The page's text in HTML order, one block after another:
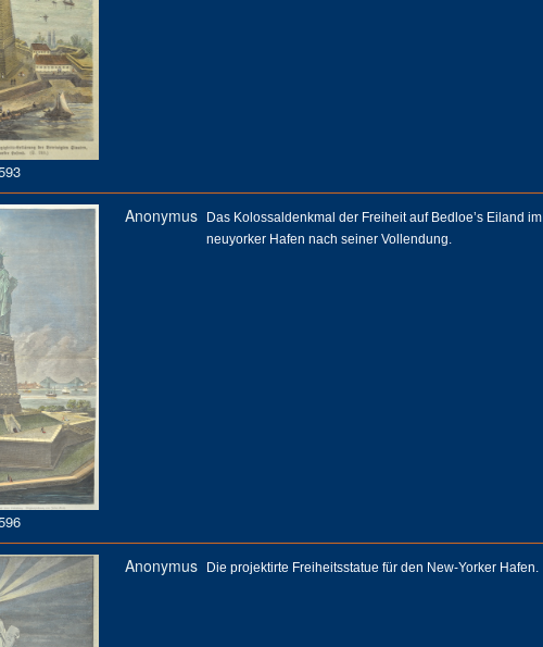
Anonymus
Das Kolossaldenkmal der Freiheit auf Bedloe’s Eiland im
neuyorker Hafen nach seiner Vollendung.
Anonymus Die projektirte Freiheitsstatue für den New-Yorker Hafen.